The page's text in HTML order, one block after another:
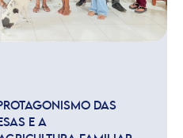
DAS
E A